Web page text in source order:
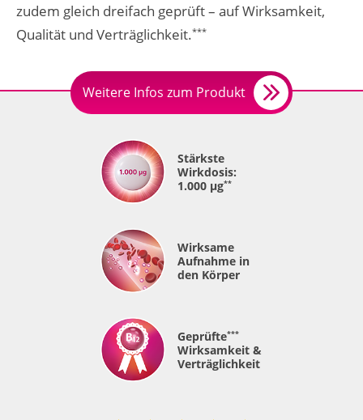
zudem gleich dreifach geprüft – auf Wirksamkeit,
Qualität und Verträglichkeit.***
Weitere Infos zum Produkt
Stärkste
Wirkdosis:
1.000 µg**
Wirksame
Aufnahme in
den Körper
Geprüfte***
Wirksamkeit &
Verträglichkeit